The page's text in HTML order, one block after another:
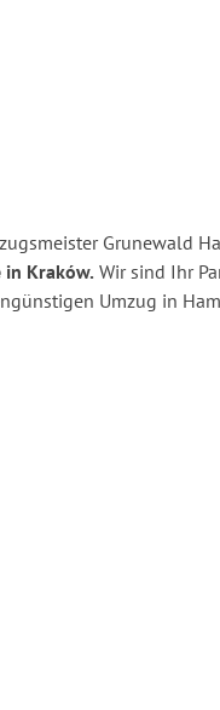
Grunewald
in Kraków. Wir sind Ihr
Umzug in